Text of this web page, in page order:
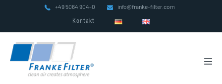
+49 5064 904-0 info@franke-filter.com
Kontakt